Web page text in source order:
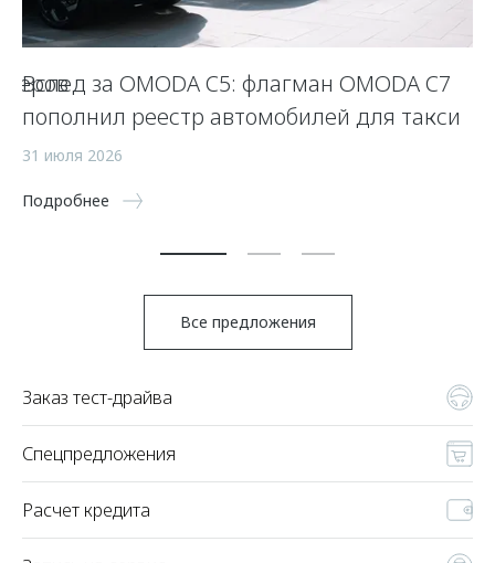
Вслед за OMODA C5: флагман OMODA C7
пополнил реестр автомобилей для такси
31 июля 2026
Подробнее
Все предложения
Заказ тест-драйва
Спецпредложения
Расчет кредита